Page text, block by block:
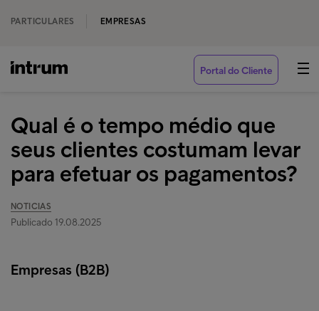
PARTICULARES EMPRESAS
Portal do Cliente
Qual é o tempo médio que
seus clientes costumam levar
para efetuar os pagamentos?
NOTICIAS
Publicado 19.08.2025
Empresas (B2B)